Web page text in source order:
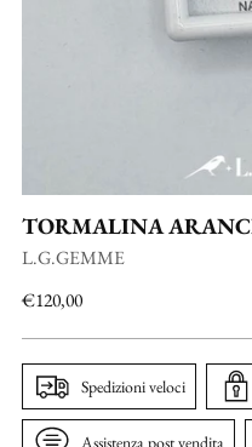
TORMALINA
L.G.GEMME
Prezzo
€120,00
Spedizioni veloci
Assistenza post vendita